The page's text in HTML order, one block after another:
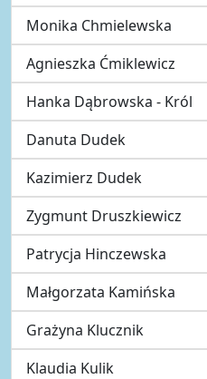
Monika Chmielewska
Agnieszka Ćmiklewicz
Hanka Dąbrowska - Król
Danuta Dudek
Kazimierz Dudek
Zygmunt Druszkiewicz
Patrycja Hinczewska
Małgorzata Kamińska
Grażyna Klucznik
Klaudia Kulik